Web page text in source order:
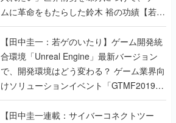
ムに革命をもたらした鈴木 裕の功績【若ゲ
のいたり】
【田中圭一：若ゲのいたり】ゲーム開発統
合環境「Unreal Engine」最新バージョン
で、開発環境はどう変わる？ ゲーム業界向
けソリューションイベント「GTMF2019」
に行って、より理解を深めよう【PR】
【田中圭一連載：サイバーコネクトツー